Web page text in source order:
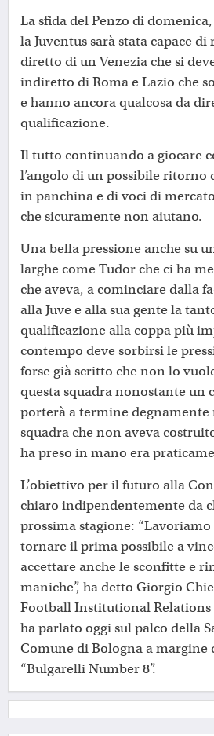
La sfida del Penzo di
la Juventus sarà stata capace di
diretto di un Venezia che si
indiretto di Roma e Lazio che
e hanno ancora qualcosa da
qualificazione.
Il tutto continuando a giocare
l’angolo di un possibile ritorno
in panchina e di voci di
che sicuramente non aiutano.
Una bella pressione anche su
larghe come Tudor che ci ha
che aveva, a cominciare dalla
alla Juve e alla sua gente la
qualificazione alla coppa più
contempo deve sorbirsi le
forse già scritto che non lo
questa squadra nonostante un
porterà a termine
squadra che non aveva
ha preso in mano era
L’obiettivo per il futuro alla
chiaro indipendentemente da
prossima stagione:
tornare il prima possibile a
accettare anche le sconfitte e
maniche”, ha detto Giorgio
Football Institutional Relations
ha parlato oggi sul palco della
Comune di Bologna a margine
“Bulgarelli Number 8”.